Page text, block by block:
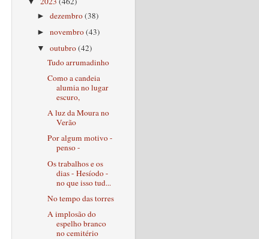
►dezembro(38)
►novembro(43)
▼outubro(42)
Tudo arrumadinho
Como a candeia
alumia no lugar
escuro,
A luz da Moura no
Verão
Por algum motivo -
penso -
Os trabalhos e os
dias - Hesíodo -
no que isso tud...
No tempo das torres
A implosão do
espelho branco
no cemitério